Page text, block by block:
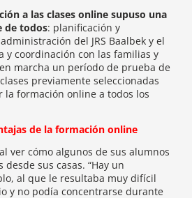
a las clases online supuso una
de todos: planificación y
del JRS Baalbek y el
y coordinación con las familias y
marcha un período de prueba de
previamente seleccionadas
formación online a todos los
de la formación online
ver cómo algunos de sus alumnos
sus casas. “Hay un
al que le resultaba muy difícil
y no podía concentrarse durante